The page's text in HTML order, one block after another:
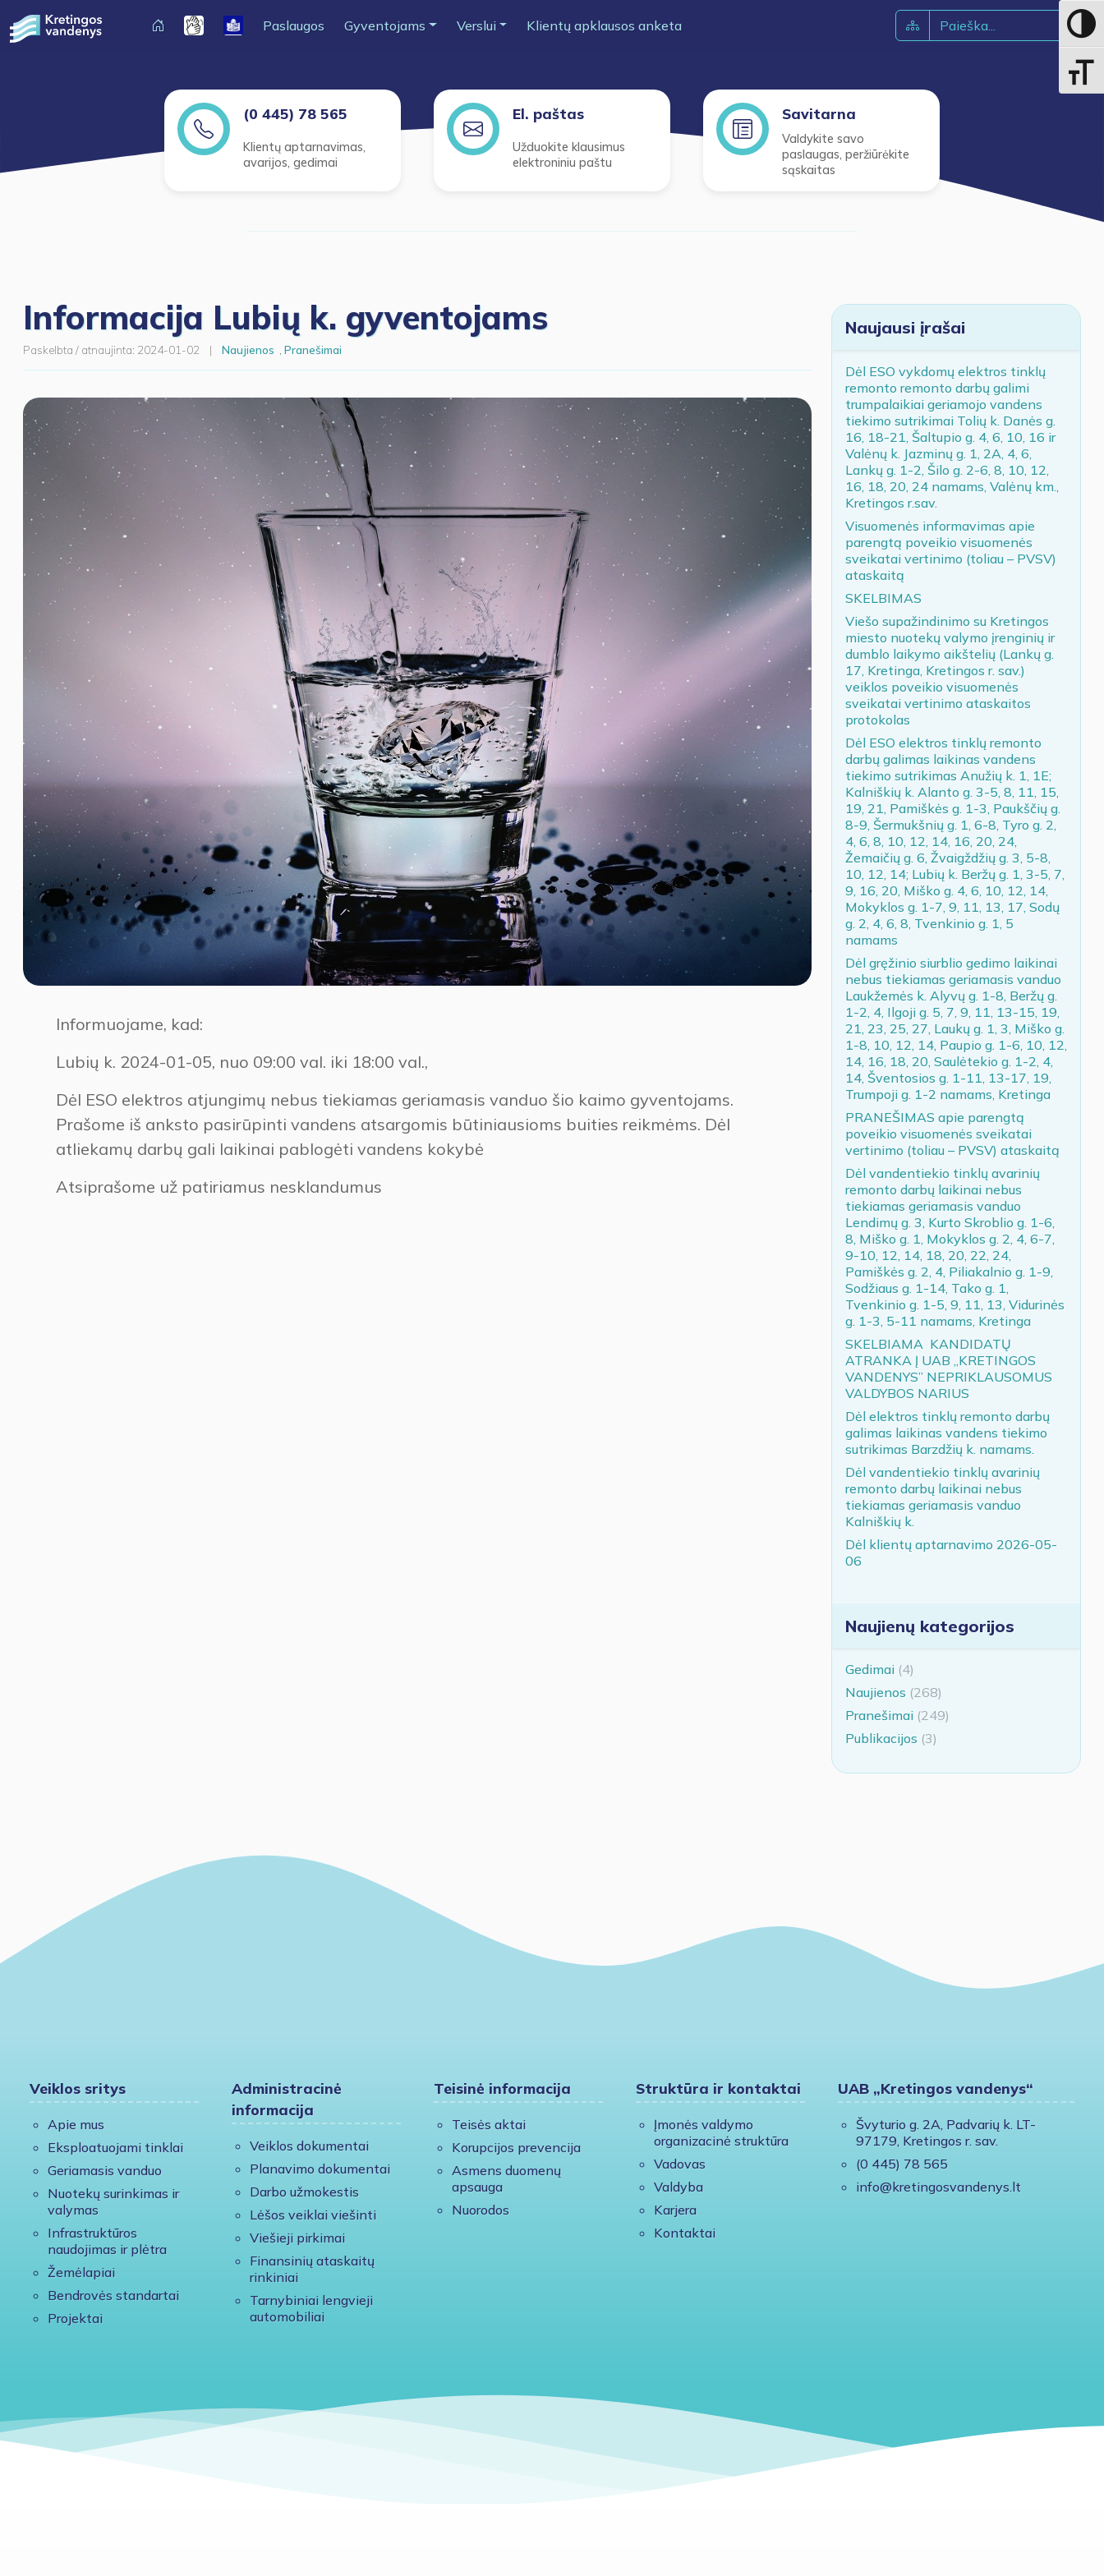
Paslaugos Gyventojams Verslui Klientų apklausos anketa
(0 445) 78 565
Klientų aptarnavimas,
avarijos, gedimai
El. paštas
Užduokite klausimus
elektroniniu paštu
Savitarna
Valdykite savo
paslaugas, peržiūrėkite
sąskaitas
Informacija Lubių k. gyventojams
Paskelbta / atnaujinta: 2024-01-02 | Naujienos Pranešimai
Informuojame, kad:
Lubių k. 2024-01-05, nuo 09:00 val. iki 18:00 val.,
Dėl ESO elektros atjungimų nebus tiekiamas geriamasis vanduo šio kaimo gyventojams.
Prašome iš anksto pasirūpinti vandens atsargomis būtiniausioms buities reikmėms. Dėl
atliekamų darbų gali laikinai pablogėti vandens kokybė
Atsiprašome už patiriamus nesklandumus
Naujausi įrašai
Dėl ESO vykdomų elektros tinklų
remonto remonto darbų galimi
trumpalaikiai geriamojo vandens
tiekimo sutrikimai Tolių k. Danės g.
16, 18-21, Šaltupio g. 4, 6, 10, 16 ir
Valėnų k. Jazminų g. 1, 2A, 4, 6,
Lankų g. 1-2, Šilo g. 2-6, 8, 10, 12,
16, 18, 20, 24 namams, Valėnų km.,
Kretingos r.sav.
Visuomenės informavimas apie
parengtą poveikio visuomenės
sveikatai vertinimo (toliau – PVSV)
ataskaitą
SKELBIMAS
Viešo supažindinimo su Kretingos
miesto nuotekų valymo įrenginių ir
dumblo laikymo aikštelių (Lankų g.
17, Kretinga, Kretingos r. sav.)
veiklos poveikio visuomenės
sveikatai vertinimo ataskaitos
protokolas
Dėl ESO elektros tinklų remonto
darbų galimas laikinas vandens
tiekimo sutrikimas Anužių k. 1, 1E;
Kalniškių k. Alanto g. 3-5, 8, 11, 15,
19, 21, Pamiškės g. 1-3, Paukščių g.
8-9, Šermukšnių g. 1, 6-8, Tyro g. 2,
4, 6, 8, 10, 12, 14, 16, 20, 24,
Žemaičių g. 6, Žvaigždžių g. 3, 5-8,
10, 12, 14; Lubių k. Beržų g. 1, 3-5, 7,
9, 16, 20, Miško g. 4, 6, 10, 12, 14,
Mokyklos g. 1-7, 9, 11, 13, 17, Sodų
g. 2, 4, 6, 8, Tvenkinio g. 1, 5
namams
Dėl gręžinio siurblio gedimo laikinai
nebus tiekiamas geriamasis vanduo
Laukžemės k. Alyvų g. 1-8, Beržų g.
1-2, 4, Ilgoji g. 5, 7, 9, 11, 13-15, 19,
21, 23, 25, 27, Laukų g. 1, 3, Miško g.
1-8, 10, 12, 14, Paupio g. 1-6, 10, 12,
14, 16, 18, 20, Saulėtekio g. 1-2, 4,
14, Šventosios g. 1-11, 13-17, 19,
Trumpoji g. 1-2 namams, Kretinga
PRANEŠIMAS apie parengtą
poveikio visuomenės sveikatai
vertinimo (toliau – PVSV) ataskaitą
Dėl vandentiekio tinklų avarinių
remonto darbų laikinai nebus
tiekiamas geriamasis vanduo
Lendimų g. 3, Kurto Skroblio g. 1-6,
8, Miško g. 1, Mokyklos g. 2, 4, 6-7,
9-10, 12, 14, 18, 20, 22, 24,
Pamiškės g. 2, 4, Piliakalnio g. 1-9,
Sodžiaus g. 1-14, Tako g. 1,
Tvenkinio g. 1-5, 9, 11, 13, Vidurinės
g. 1-3, 5-11 namams, Kretinga
SKELBIAMA KANDIDATŲ
ATRANKA Į UAB „KRETINGOS
VANDENYS” NEPRIKLAUSOMUS
VALDYBOS NARIUS
Dėl elektros tinklų remonto darbų
galimas laikinas vandens tiekimo
sutrikimas Barzdžių k. namams.
Dėl vandentiekio tinklų avarinių
remonto darbų laikinai nebus
tiekiamas geriamasis vanduo
Kalniškių k.
Dėl klientų aptarnavimo 2026-05-
06
Naujienų kategorijos
Gedimai (4)
Naujienos (268)
Pranešimai (249)
Publikacijos (3)
Veiklos sritys
Apie mus
Eksploatuojami tinklai
Geriamasis vanduo
Nuotekų surinkimas ir
valymas
Infrastruktūros
naudojimas ir plėtra
Žemėlapiai
Bendrovės standartai
Projektai
Administracinė
informacija
Veiklos dokumentai
Planavimo dokumentai
Darbo užmokestis
Lėšos veiklai viešinti
Viešieji pirkimai
Finansinių ataskaitų
rinkiniai
Tarnybiniai lengvieji
automobiliai
Teisinė informacija
Teisės aktai
Korupcijos prevencija
Asmens duomenų
apsauga
Nuorodos
Struktūra ir kontaktai
Įmonės valdymo
organizacinė struktūra
Vadovas
Valdyba
Karjera
Kontaktai
UAB „Kretingos vandenys“
Švyturio g. 2A, Padvarių k. LT-
97179, Kretingos r. sav.
(0 445) 78 565
info@kretingosvandenys.lt